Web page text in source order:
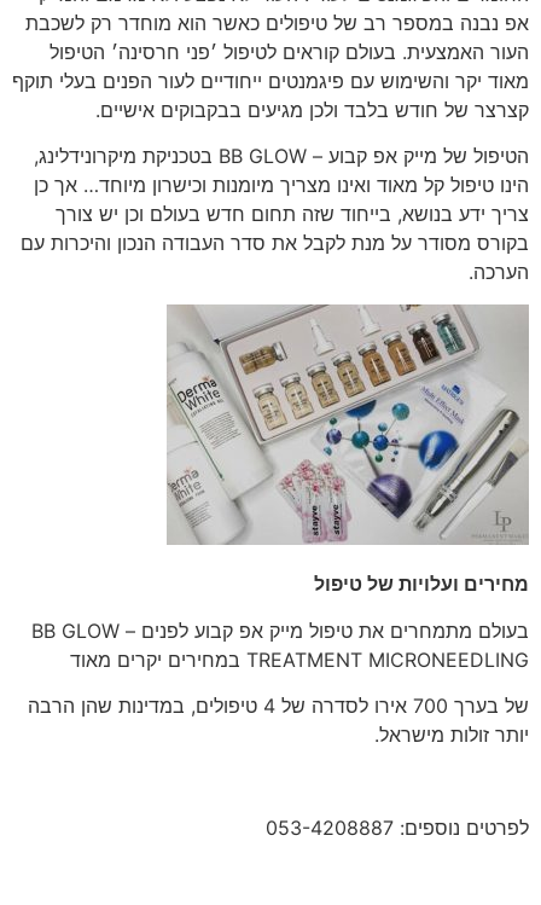
אפ נבנה במספר רב של טיפולים כאשר הוא מוחדר רק לשכבת
העור האמצעית. בעולם קוראים לטיפול ׳פני חרסינה׳ הטיפול
מאוד יקר והשימוש עם פיגמנטים ייחודיים לעור הפנים בעלי תוקף
קצרצר של חודש בלבד ולכן מגיעים בבקבוקים אישיים.
הטיפול של מייק אפ קבוע – BB GLOW בטכניקת מיקרונידלינג,
הינו טיפול קל מאוד ואינו מצריך מיומנות וכישרון מיוחד… אך כן
צריך ידע בנושא, בייחוד שזה תחום חדש בעולם וכן יש צורך
בקורס מסודר על מנת לקבל את סדר העבודה הנכון והיכרות עם
הערכה.
מחירים ועלויות של טיפול
בעולם מתמחרים את טיפול מייק אפ קבוע לפנים – BB GLOW
TREATMENT MICRONEEDLING במחירים יקרים מאוד
של בערך 700 אירו לסדרה של 4 טיפולים, במדינות שהן הרבה
יותר זולות מישראל.
לפרטים נוספים: 053-4208887